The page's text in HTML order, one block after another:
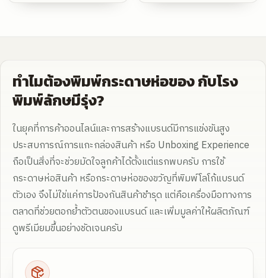
ทำไมต้องพิมพ์กระดาษห่อของ กับโรง
พิมพ์ลักษมีรุ่ง?
ในยุคที่การค้าออนไลน์และการสร้างแบรนด์มีการแข่งขันสูง
ประสบการณ์การแกะกล่องสินค้า หรือ Unboxing Experience
ถือเป็นสิ่งที่จะช่วยมัดใจลูกค้าได้ตั้งแต่แรกพบครับ การใช้
กระดาษห่อสินค้า หรือกระดาษห่อของขวัญที่พิมพ์โลโก้แบรนด์
ตัวเอง จึงไม่ใช่แค่การป้องกันสินค้าชำรุด แต่คือเครื่องมือทางการ
ตลาดที่ช่วยตอกย้ำตัวตนของแบรนด์ และเพิ่มมูลค่าให้ผลิตภัณฑ์
ดูพรีเมียมขึ้นอย่างชัดเจนครับ